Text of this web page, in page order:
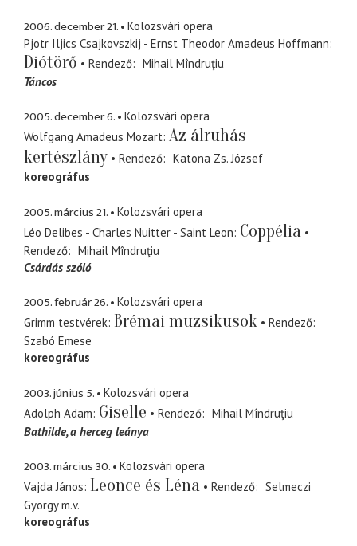
2006. december 21.
Kolozsvári opera
Pjotr Iljics Csajkovszkij - Ernst Theodor Amadeus Hoffmann
Diótörő Rendező
Mihail Mîndruţiu
Táncos
2005. december 6.
Kolozsvári opera
Wolfgang Amadeus Mozart Az álruhás
kertészlány
Rendező
Katona Zs. József
koreográfus
2005. március 21.
Kolozsvári opera
Léo Delibes - Charles Nuitter - Saint Leon Coppélia
Rendező
Mihail Mîndruţiu
Csárdás szóló
2005. február 26.
Kolozsvári opera
Grimm testvérek Brémai muzsikusok
Rendező
Szabó Emese
koreográfus
2003. június 5.
Kolozsvári opera
Adolph Adam Giselle Rendező
Mihail Mîndruţiu
Bathilde a herceg leánya
2003. március 30.
Kolozsvári opera
Vajda János Leonce és Léna Rendező
Selmeczi
György m.v.
koreográfus